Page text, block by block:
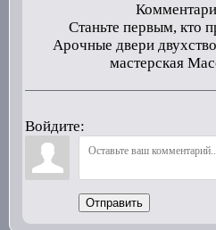
Станьте первым, кто
Арочные двери
мастерская
Войдите:
Отправить